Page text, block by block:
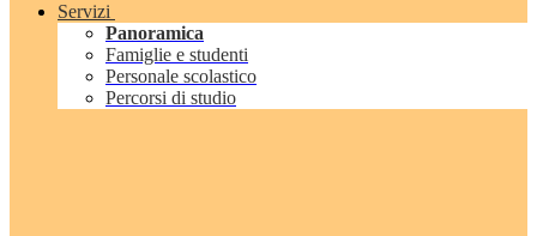
Servizi
Panoramica
Famiglie e studenti
Personale scolastico
Percorsi di studio